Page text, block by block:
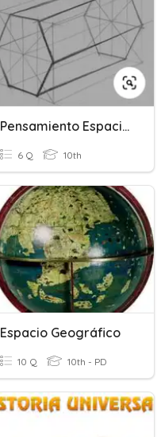
Pensamiento Espacial
6 Q 10th
Espacio Geográfico
10 Q 10th - PD